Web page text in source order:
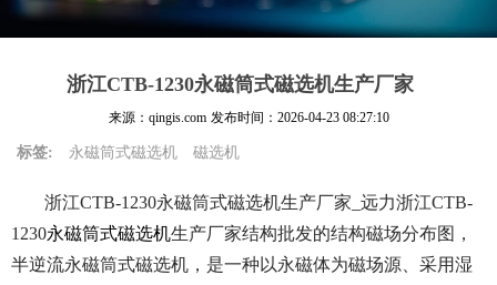
浙江CTB-1230永磁筒式磁选机生产厂家
来源：qingis.com 发布时间： 2026-04-23 08:27:10
标签: 永磁筒式磁选机 磁选机
浙江CTB-1230永磁筒式磁选机生产厂家_远力浙江CTB-
1230永磁筒式磁选机生产厂家结构批发的结构磁场分布图，
半逆流永磁筒式磁选机，是一种以永磁体为磁场源、采用湿